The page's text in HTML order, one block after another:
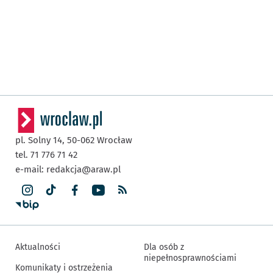
pl. Solny 14, 50-062 Wrocław
tel. 71 776 71 42
e-mail: redakcja@araw.pl
Aktualności
Komunikaty i ostrzeżenia
Dla osób z
niepełnosprawnościami